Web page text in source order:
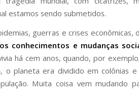
estamos sendo submetidos.
guerras e crises econômicas,
conhecimentos e mudanças
há cem anos, quando, por
o planeta era dividido em colônias e
Muita coisa vem mudando